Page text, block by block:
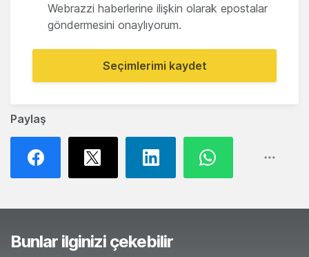
Paylaş
Webrazzi haberlerine ilişkin olarak epostalar
göndermesini onaylıyorum.
Seçimlerimi kaydet
Bunlar ilginizi çekebilir